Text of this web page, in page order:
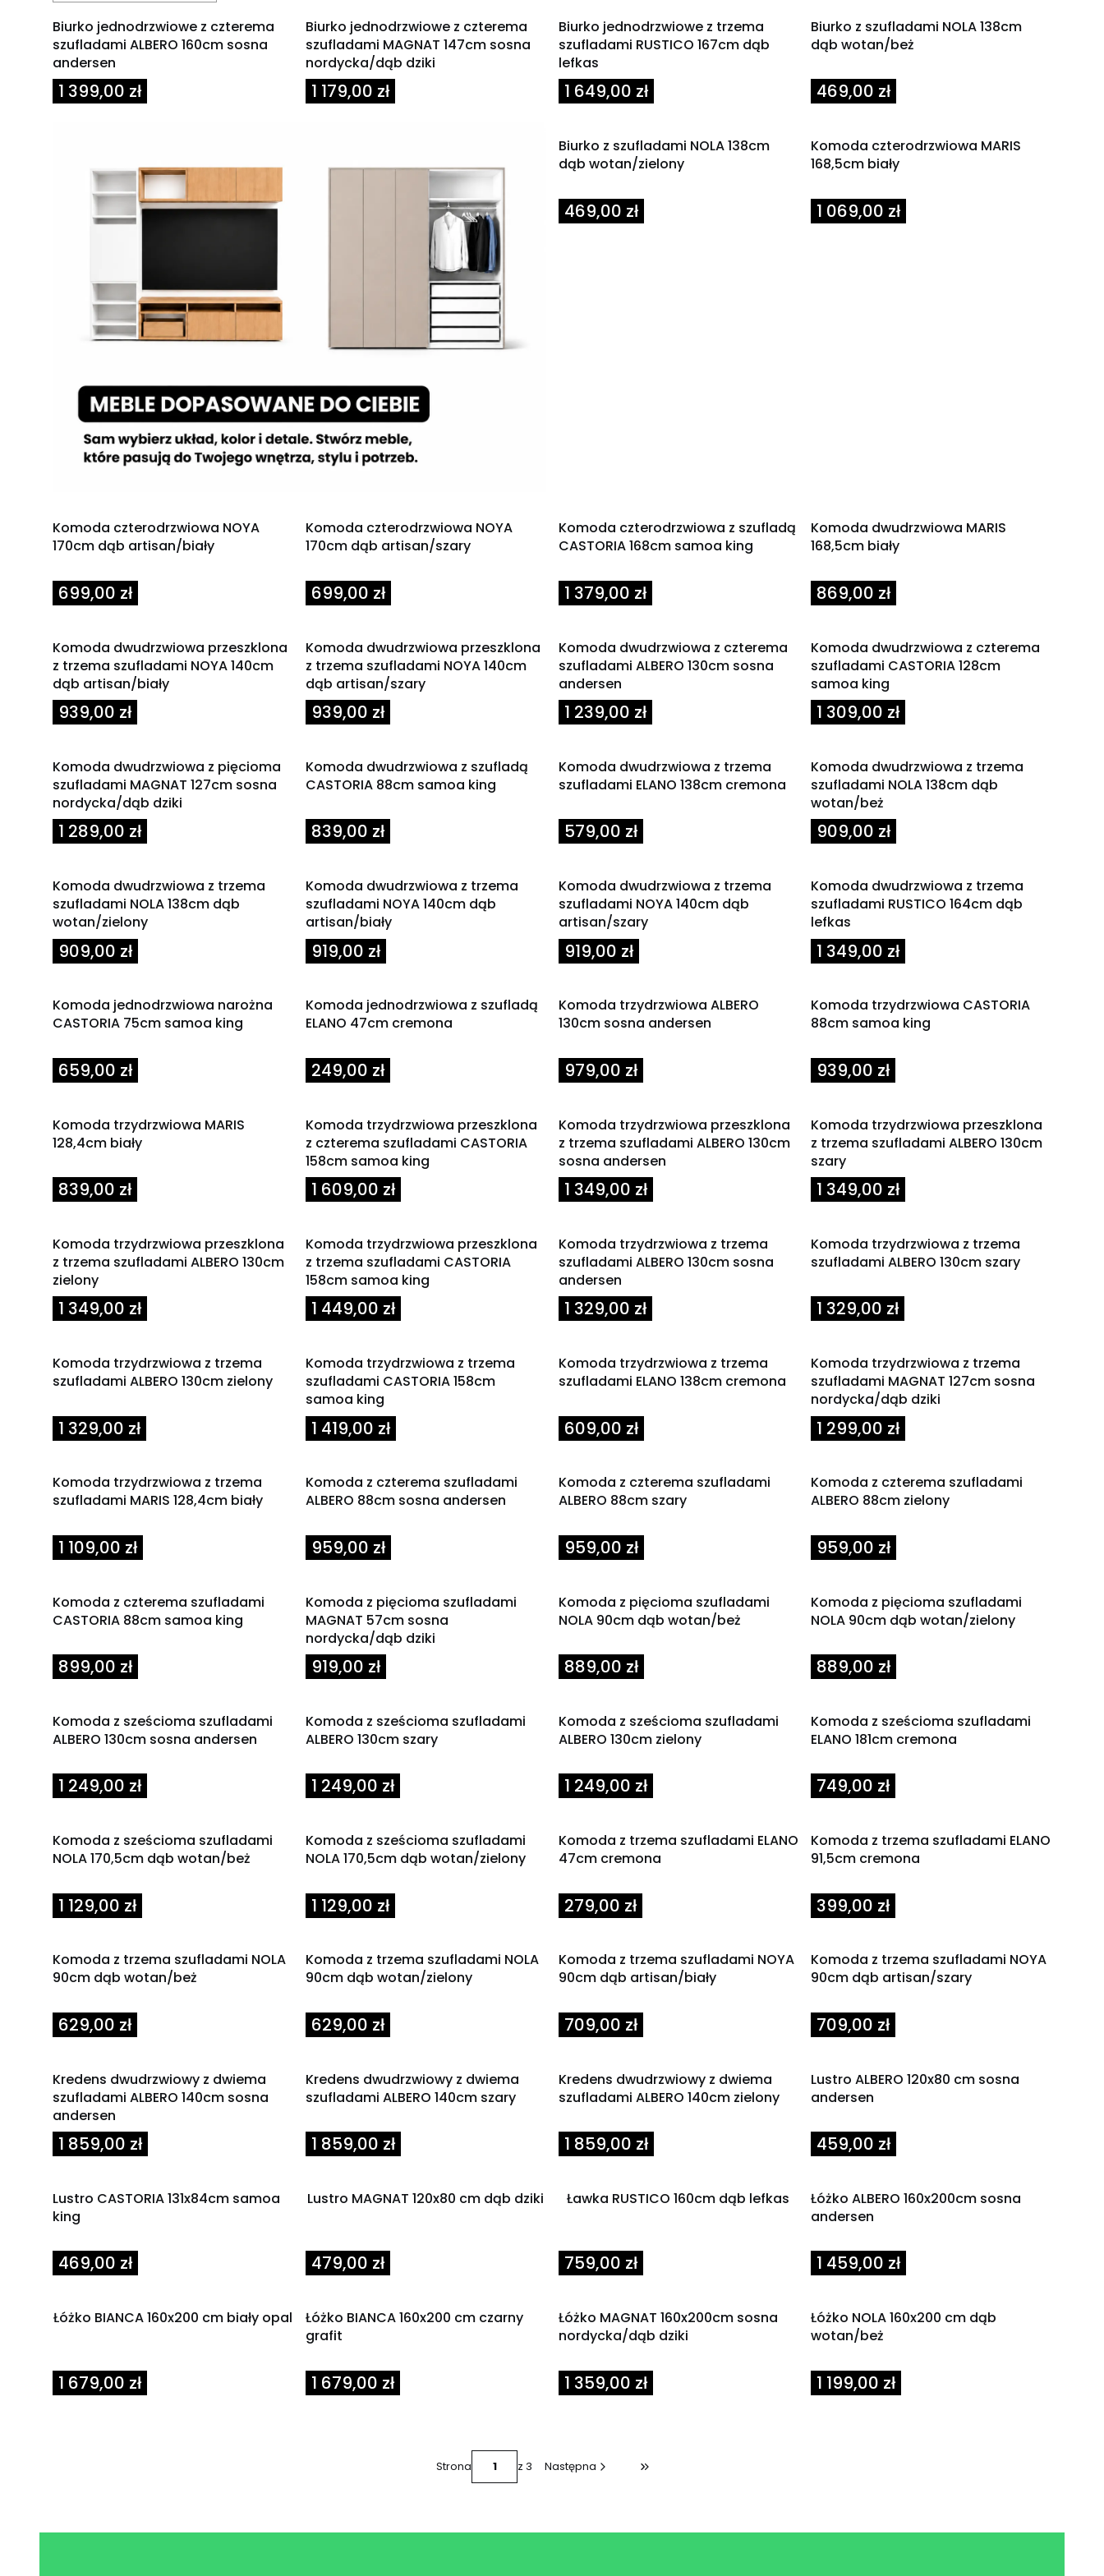
Biurko jednodrzwiowe z czterema
szufladami ALBERO 160cm sosna
andersen
Cena
1 399,00 zł
Biurko jednodrzwiowe z czterema
szufladami MAGNAT 147cm sosna
nordycka/dąb dziki
Cena
1 179,00 zł
Biurko jednodrzwiowe z trzema
szufladami RUSTICO 167cm dąb
lefkas
Cena
1 649,00 zł
Biurko z szufladami NOLA 138cm
dąb wotan/beż
Cena
469,00 zł
Biurko z szufladami NOLA 138cm
dąb wotan/zielony
Cena
469,00 zł
Komoda czterodrzwiowa MARIS
168,5cm biały
Cena
1 069,00 zł
Komoda czterodrzwiowa NOYA
170cm dąb artisan/biały
Cena
699,00 zł
Komoda czterodrzwiowa NOYA
170cm dąb artisan/szary
Cena
699,00 zł
Komoda czterodrzwiowa z szufladą
CASTORIA 168cm samoa king
Cena
1 379,00 zł
Komoda dwudrzwiowa MARIS
168,5cm biały
Cena
869,00 zł
Komoda dwudrzwiowa przeszklona
z trzema szufladami NOYA 140cm
dąb artisan/biały
Cena
939,00 zł
Komoda dwudrzwiowa przeszklona
z trzema szufladami NOYA 140cm
dąb artisan/szary
Cena
939,00 zł
Komoda dwudrzwiowa z czterema
szufladami ALBERO 130cm sosna
andersen
Cena
1 239,00 zł
Komoda dwudrzwiowa z czterema
szufladami CASTORIA 128cm
samoa king
Cena
1 309,00 zł
Komoda dwudrzwiowa z pięcioma
szufladami MAGNAT 127cm sosna
nordycka/dąb dziki
Cena
1 289,00 zł
Komoda dwudrzwiowa z szufladą
CASTORIA 88cm samoa king
Cena
839,00 zł
Komoda dwudrzwiowa z trzema
szufladami ELANO 138cm cremona
Cena
579,00 zł
Komoda dwudrzwiowa z trzema
szufladami NOLA 138cm dąb
wotan/beż
Cena
909,00 zł
Komoda dwudrzwiowa z trzema
szufladami NOLA 138cm dąb
wotan/zielony
Cena
909,00 zł
Komoda dwudrzwiowa z trzema
szufladami NOYA 140cm dąb
artisan/biały
Cena
919,00 zł
Komoda dwudrzwiowa z trzema
szufladami NOYA 140cm dąb
artisan/szary
Cena
919,00 zł
Komoda dwudrzwiowa z trzema
szufladami RUSTICO 164cm dąb
lefkas
Cena
1 349,00 zł
Komoda jednodrzwiowa narożna
CASTORIA 75cm samoa king
Cena
659,00 zł
Komoda jednodrzwiowa z szufladą
ELANO 47cm cremona
Cena
249,00 zł
Komoda trzydrzwiowa ALBERO
130cm sosna andersen
Cena
979,00 zł
Komoda trzydrzwiowa CASTORIA
88cm samoa king
Cena
939,00 zł
Komoda trzydrzwiowa MARIS
128,4cm biały
Cena
839,00 zł
Komoda trzydrzwiowa przeszklona
z czterema szufladami CASTORIA
158cm samoa king
Cena
1 609,00 zł
Komoda trzydrzwiowa przeszklona
z trzema szufladami ALBERO 130cm
sosna andersen
Cena
1 349,00 zł
Komoda trzydrzwiowa przeszklona
z trzema szufladami ALBERO 130cm
szary
Cena
1 349,00 zł
Komoda trzydrzwiowa przeszklona
z trzema szufladami ALBERO 130cm
zielony
Cena
1 349,00 zł
Komoda trzydrzwiowa przeszklona
z trzema szufladami CASTORIA
158cm samoa king
Cena
1 449,00 zł
Komoda trzydrzwiowa z trzema
szufladami ALBERO 130cm sosna
andersen
Cena
1 329,00 zł
Komoda trzydrzwiowa z trzema
szufladami ALBERO 130cm szary
Cena
1 329,00 zł
Komoda trzydrzwiowa z trzema
szufladami ALBERO 130cm zielony
Cena
1 329,00 zł
Komoda trzydrzwiowa z trzema
szufladami CASTORIA 158cm
samoa king
Cena
1 419,00 zł
Komoda trzydrzwiowa z trzema
szufladami ELANO 138cm cremona
Cena
609,00 zł
Komoda trzydrzwiowa z trzema
szufladami MAGNAT 127cm sosna
nordycka/dąb dziki
Cena
1 299,00 zł
Komoda trzydrzwiowa z trzema
szufladami MARIS 128,4cm biały
Cena
1 109,00 zł
Komoda z czterema szufladami
ALBERO 88cm sosna andersen
Cena
959,00 zł
Komoda z czterema szufladami
ALBERO 88cm szary
Cena
959,00 zł
Komoda z czterema szufladami
ALBERO 88cm zielony
Cena
959,00 zł
Komoda z czterema szufladami
CASTORIA 88cm samoa king
Cena
899,00 zł
Komoda z pięcioma szufladami
MAGNAT 57cm sosna
nordycka/dąb dziki
Cena
919,00 zł
Komoda z pięcioma szufladami
NOLA 90cm dąb wotan/beż
Cena
889,00 zł
Komoda z pięcioma szufladami
NOLA 90cm dąb wotan/zielony
Cena
889,00 zł
Komoda z sześcioma szufladami
ALBERO 130cm sosna andersen
Cena
1 249,00 zł
Komoda z sześcioma szufladami
ALBERO 130cm szary
Cena
1 249,00 zł
Komoda z sześcioma szufladami
ALBERO 130cm zielony
Cena
1 249,00 zł
Komoda z sześcioma szufladami
ELANO 181cm cremona
Cena
749,00 zł
Komoda z sześcioma szufladami
NOLA 170,5cm dąb wotan/beż
Cena
1 129,00 zł
Komoda z sześcioma szufladami
NOLA 170,5cm dąb wotan/zielony
Cena
1 129,00 zł
Komoda z trzema szufladami ELANO
47cm cremona
Cena
279,00 zł
Komoda z trzema szufladami ELANO
91,5cm cremona
Cena
399,00 zł
Komoda z trzema szufladami NOLA
90cm dąb wotan/beż
Cena
629,00 zł
Komoda z trzema szufladami NOLA
90cm dąb wotan/zielony
Cena
629,00 zł
Komoda z trzema szufladami NOYA
90cm dąb artisan/biały
Cena
709,00 zł
Komoda z trzema szufladami NOYA
90cm dąb artisan/szary
Cena
709,00 zł
Kredens dwudrzwiowy z dwiema
szufladami ALBERO 140cm sosna
andersen
Cena
1 859,00 zł
Kredens dwudrzwiowy z dwiema
szufladami ALBERO 140cm szary
Cena
1 859,00 zł
Kredens dwudrzwiowy z dwiema
szufladami ALBERO 140cm zielony
Cena
1 859,00 zł
Lustro ALBERO 120x80 cm sosna
andersen
Cena
459,00 zł
Lustro CASTORIA 131x84cm samoa
king
Cena
469,00 zł
Lustro MAGNAT 120x80 cm dąb dziki
Cena
479,00 zł
Ławka RUSTICO 160cm dąb lefkas
Cena
759,00 zł
Łóżko ALBERO 160x200cm sosna
andersen
Cena
1 459,00 zł
Łóżko BIANCA 160x200 cm biały opal
Cena
1 679,00 zł
Łóżko BIANCA 160x200 cm czarny
grafit
Cena
1 679,00 zł
Łóżko MAGNAT 160x200cm sosna
nordycka/dąb dziki
Cena
1 359,00 zł
Łóżko NOLA 160x200 cm dąb
wotan/beż
Cena
1 199,00 zł
Strona z 3 Następna Przejdź do ostatniej strony z produktami